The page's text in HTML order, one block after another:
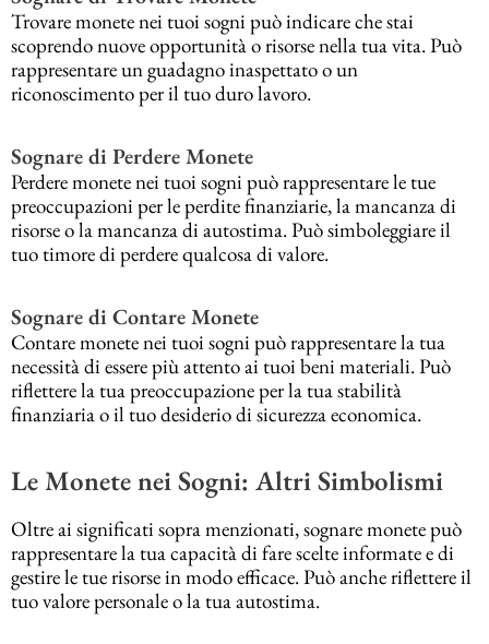
Trovare monete nei tuoi sogni può indicare che stai
scoprendo nuove opportunità o risorse nella tua vita. Può
rappresentare un guadagno inaspettato o un
riconoscimento per il tuo duro lavoro.
Sognare di Perdere Monete
Perdere monete nei tuoi sogni può rappresentare le tue
preoccupazioni per le perdite finanziarie, la mancanza di
risorse o la mancanza di autostima. Può simboleggiare il
tuo timore di perdere qualcosa di valore.
Sognare di Contare Monete
Contare monete nei tuoi sogni può rappresentare la tua
necessità di essere più attento ai tuoi beni materiali. Può
riflettere la tua preoccupazione per la tua stabilità
finanziaria o il tuo desiderio di sicurezza economica.
Le Monete nei Sogni: Altri Simbolismi
Oltre ai significati sopra menzionati, sognare monete può
rappresentare la tua capacità di fare scelte informate e di
gestire le tue risorse in modo efficace. Può anche riflettere il
tuo valore personale o la tua autostima.